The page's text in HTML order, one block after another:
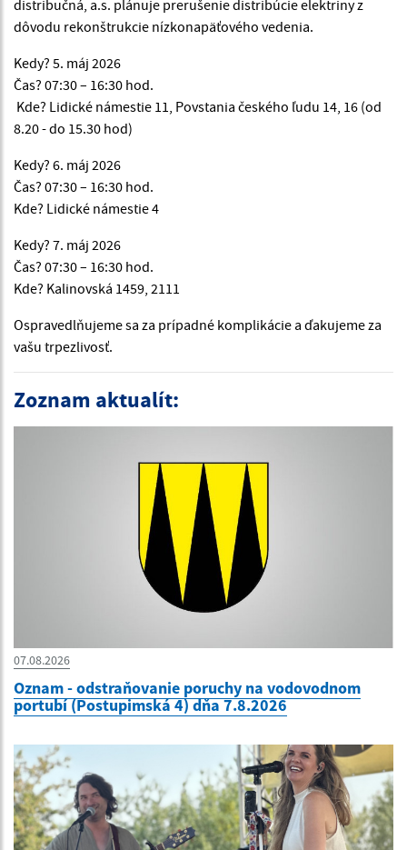
distribučná, a.s. plánuje prerušenie distribúcie elektriny z
dôvodu rekonštrukcie nízkonapäťového vedenia.
Kedy? 5. máj 2026
Čas? 07:30 – 16:30 hod.
Kde? Lidické námestie 11, Povstania českého ľudu 14, 16 (od
8.20 - do 15.30 hod)
Kedy? 6. máj 2026
Čas? 07:30 – 16:30 hod.
Kde? Lidické námestie 4
Kedy? 7. máj 2026
Čas? 07:30 – 16:30 hod.
Kde? Kalinovská 1459, 2111
Ospravedlňujeme sa za prípadné komplikácie a ďakujeme za
vašu trpezlivosť.
Zoznam aktualít:
07.08.2026
Oznam - odstraňovanie poruchy na vodovodnom
portubí (Postupimská 4) dňa 7.8.2026